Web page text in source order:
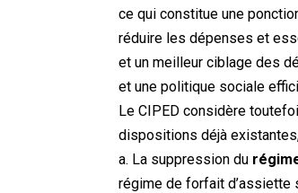
ce qui constitue une
réduire les dépenses et
et un meilleur ciblage des
et une politique sociale
Le CIPED considère
dispositions déjà
a. La suppression du
régime de forfait d’assiette